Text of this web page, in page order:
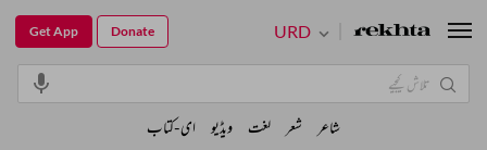
URD
Get App Donate
شاعر شعر لغت ویڈیو ای-کتاب